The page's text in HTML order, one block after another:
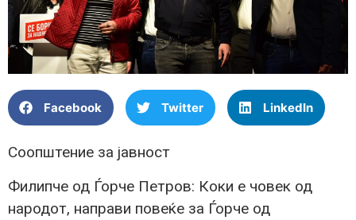
Facebook Twitter LinkedIn
Соопштение за јавност
Филипче од Ѓорче Петров: Коки е човек од
народот, направи повеќе за Ѓорче од